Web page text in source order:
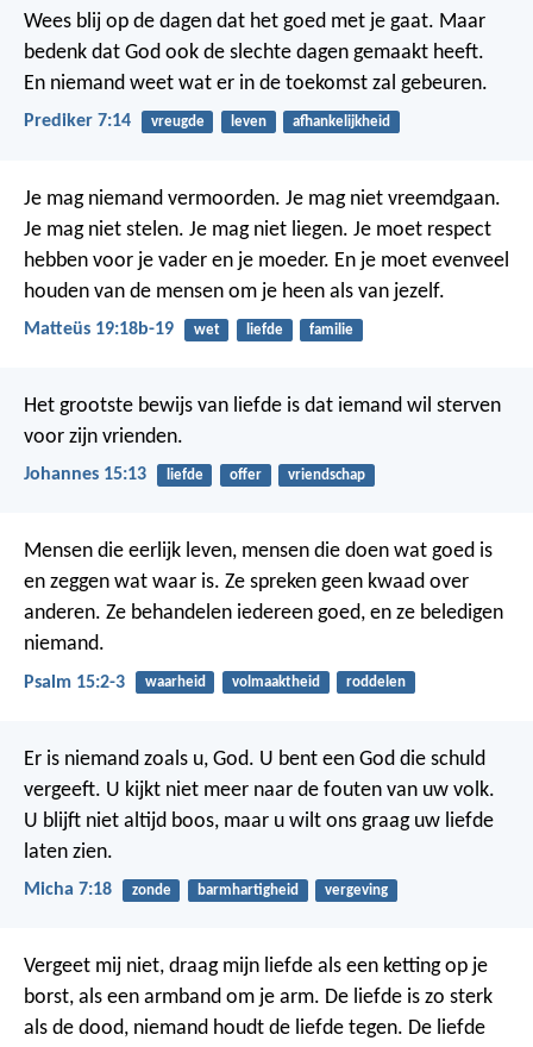
Wees blij op de dagen dat het goed met je gaat. Maar
bedenk dat God ook de slechte dagen gemaakt heeft.
En niemand weet wat er in de toekomst zal gebeuren.
Prediker 7:14 vreugde leven afhankelijkheid
Je mag niemand vermoorden. Je mag niet vreemdgaan.
Je mag niet stelen. Je mag niet liegen. Je moet respect
hebben voor je vader en je moeder. En je moet evenveel
houden van de mensen om je heen als van jezelf.
Matteüs 19:18b-19 wet liefde familie
Het grootste bewijs van liefde is dat iemand wil sterven
voor zijn vrienden.
Johannes 15:13 liefde offer vriendschap
Mensen die eerlijk leven, mensen die doen wat goed is
en zeggen wat waar is. Ze spreken geen kwaad over
anderen. Ze behandelen iedereen goed, en ze beledigen
niemand.
Psalm 15:2-3 waarheid volmaaktheid roddelen
Er is niemand zoals u, God. U bent een God die schuld
vergeeft. U kijkt niet meer naar de fouten van uw volk.
U blijft niet altijd boos, maar u wilt ons graag uw liefde
laten zien.
Micha 7:18 zonde barmhartigheid vergeving
Vergeet mij niet, draag mijn liefde als een ketting op je
borst, als een armband om je arm. De liefde is zo sterk
als de dood, niemand houdt de liefde tegen. De liefde